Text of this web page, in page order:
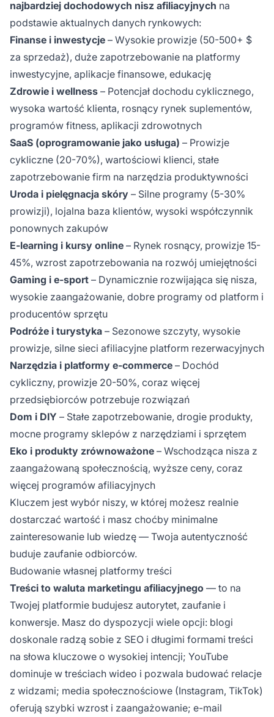
najbardziej dochodowych nisz afiliacyjnych na
podstawie aktualnych danych rynkowych:
Finanse i inwestycje – Wysokie prowizje (50-500+ $
za sprzedaż), duże zapotrzebowanie na platformy
inwestycyjne, aplikacje finansowe, edukację
Zdrowie i wellness – Potencjał dochodu cyklicznego,
wysoka wartość klienta, rosnący rynek suplementów,
programów fitness, aplikacji zdrowotnych
SaaS (oprogramowanie jako usługa) – Prowizje
cykliczne (20-70%), wartościowi klienci, stałe
zapotrzebowanie firm na narzędzia produktywności
Uroda i pielęgnacja skóry – Silne programy (5-30%
prowizji), lojalna baza klientów, wysoki współczynnik
ponownych zakupów
E-learning i kursy online – Rynek rosnący, prowizje 15-
45%, wzrost zapotrzebowania na rozwój umiejętności
Gaming i e-sport – Dynamicznie rozwijająca się nisza,
wysokie zaangażowanie, dobre programy od platform i
producentów sprzętu
Podróże i turystyka – Sezonowe szczyty, wysokie
prowizje, silne sieci afiliacyjne platform rezerwacyjnych
Narzędzia i platformy e-commerce – Dochód
cykliczny, prowizje 20-50%, coraz więcej
przedsiębiorców potrzebuje rozwiązań
Dom i DIY – Stałe zapotrzebowanie, drogie produkty,
mocne programy sklepów z narzędziami i sprzętem
Eko i produkty zrównoważone – Wschodząca nisza z
zaangażowaną społecznością, wyższe ceny, coraz
więcej programów afiliacyjnych
Kluczem jest wybór niszy, w której możesz realnie
dostarczać wartość i masz choćby minimalne
zainteresowanie lub wiedzę — Twoja autentyczność
buduje zaufanie odbiorców.
Budowanie własnej platformy treści
Treści to waluta marketingu afiliacyjnego — to na
Twojej platformie budujesz autorytet, zaufanie i
konwersje. Masz do dyspozycji wiele opcji: blogi
doskonale radzą sobie z SEO i długimi formami treści
na słowa kluczowe o wysokiej intencji; YouTube
dominuje w treściach wideo i pozwala budować relacje
z widzami; media społecznościowe (Instagram, TikTok)
oferują szybki wzrost i zaangażowanie; e-mail